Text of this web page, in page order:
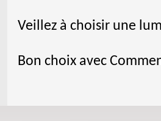
Veillez à choisir une
Bon choix avec